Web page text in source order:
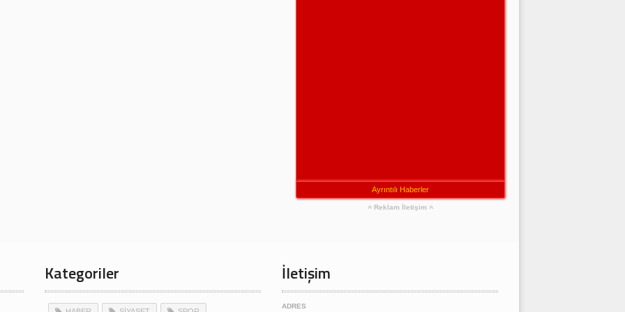
Ayrıntılı Haberler
Reklam İletişim
Kategoriler İletişim
ADRES